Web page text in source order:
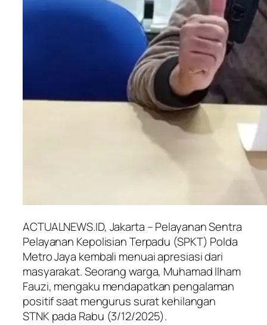
ACTUALNEWS.ID, Jakarta – Pelayanan Sentra
Pelayanan Kepolisian Terpadu (SPKT) Polda
Metro Jaya kembali menuai apresiasi dari
masyarakat. Seorang warga, Muhamad Ilham
Fauzi, mengaku mendapatkan pengalaman
positif saat mengurus surat kehilangan
STNK pada Rabu (3/12/2025).